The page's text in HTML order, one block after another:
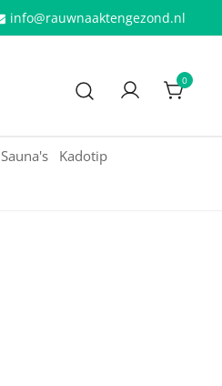
info@rauwnaaktengezond.nl
0
Sauna's Kadotip